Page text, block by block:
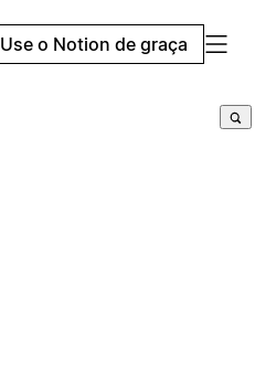
Use o Notion de graça